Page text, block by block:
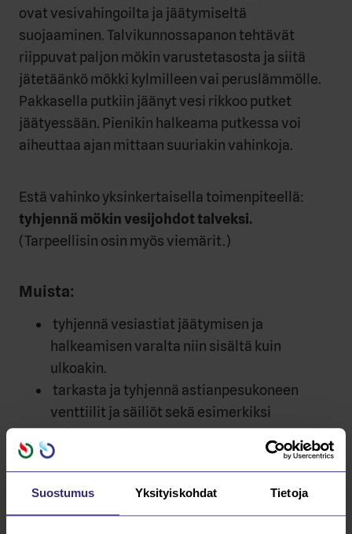
Suostumus Yksityiskohdat Tietoja
ovat vesivahingoilta ja jäätymiseltä
suojaaminen. Talvikunnossapanon tehtävät
riippuvat paljon mökin varustetasosta ja siitä
jätetäänkö mökki kylmilleen vai peruslämmölle.
Pakkasella putkiin jäänyt vesi rikkoo putket
jäätyessään. Pienikin halkeama putkessa voi
aiheuttaa ajan mittaan suuriakin vahinkoja.
Estä vahinko yksinkertaisella toimenpiteellä:
tyhjennä mökin vesijohdot talveksi.
(Tarpeellisin osin myös viemärit.)
Muista:
tyhjennä vesiastiat jäätymisen ja
halkeamisen varalta niin sisältä kuin
ulkoakin.
tarkasta ja tyhjennä astianpesukoneen
venttiilit ja säiliöt sekä esimerkiksi
painepesurit.
päävesihana tai kaivopumppu kannattaa
aina sulkea mökiltä lähtiessä.
Pieni peruslämpö pitää rakenteet kunnossa ja
talviteloille laittaminen on yksinkertaisempaa.